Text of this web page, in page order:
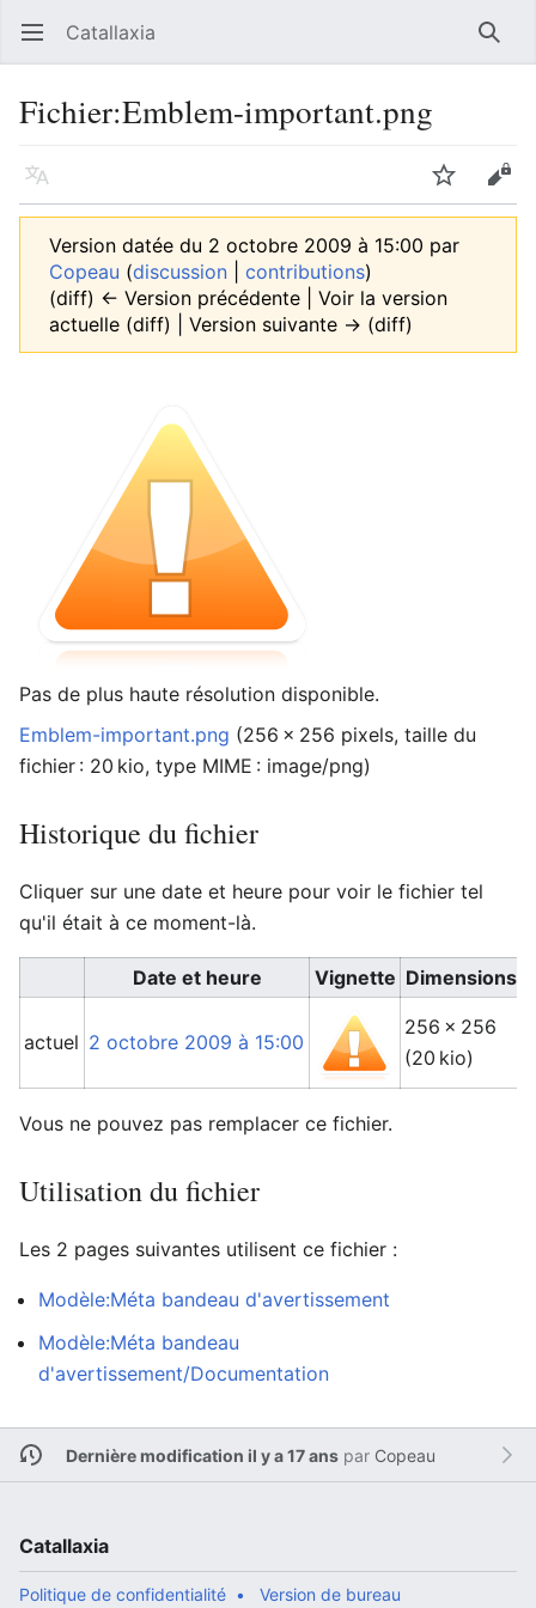
Ouvrir le menu principal Catallaxia
Fichier:Emblem-important.png
Langue Suivre
Version datée du 2 octobre 2009 à 15:00 par
Copeau (discussion contributions)
(diff) ← Version précédente | Voir la version
actuelle (diff) | Version suivante → (diff)
Pas de plus haute résolution disponible.
Emblem-important.png (256 × 256 pixels, taille du
fichier : 20 kio, type MIME : image/png)
Historique du fichier
Cliquer sur une date et heure pour voir le fichier tel
qu'il était à ce moment-là.
Date et heure Vignette Dimensions
actuel 2 octobre 2009 à 15:00
256 × 256
(20 kio)
Vous ne pouvez pas remplacer ce fichier.
Utilisation du fichier
Les 2 pages suivantes utilisent ce fichier :
Modèle:Méta bandeau d'avertissement
Modèle:Méta bandeau
d'avertissement/Documentation
Dernière modification il y a 17 anspar Copeau
Catallaxia
Politique de confidentialité Version de bureau